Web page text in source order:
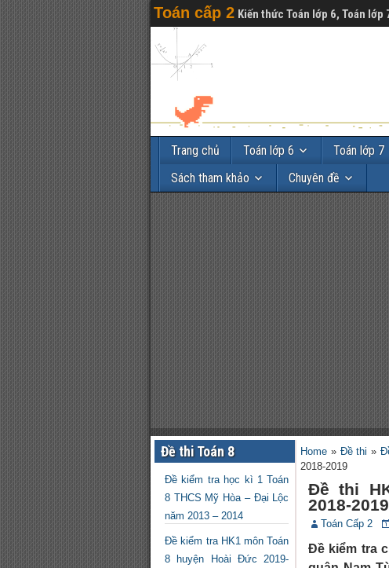
Toán cấp 2 Kiến thức Toán lớp 6, Toán lớp
Trang chủ Toán lớp 6 Toán lớp 7
Sách tham khảo
Chuyên đề
Đề thi Toán 8
Đề kiểm tra học kì 1 Toán
8 THCS Mỹ Hòa – Đại Lộc
năm 2013 – 2014
Đề kiểm tra HK1 môn Toán
8 huyện Hoài Đức 2019-
Home » Đề thi »
2018-2019
Đề thi
2018-2019
Toán Cấp 2
Đề kiểm tra